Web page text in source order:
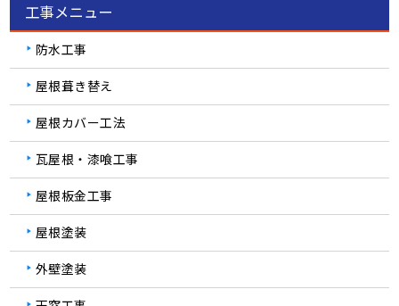
工事メニュー
防水工事
屋根葺き替え
屋根カバー工法
瓦屋根・漆喰工事
屋根板金工事
屋根塗装
外壁塗装